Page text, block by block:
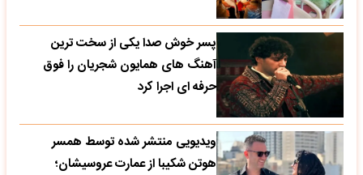
پسر خوش صدا یکی از سخت ترین
آهنگ های همایون شجریان را فوق
حرفه ای اجرا کرد
ویدیویی منتشر شده توسط همسر
هوتن شکیبا از عمارت عروسیشان؛